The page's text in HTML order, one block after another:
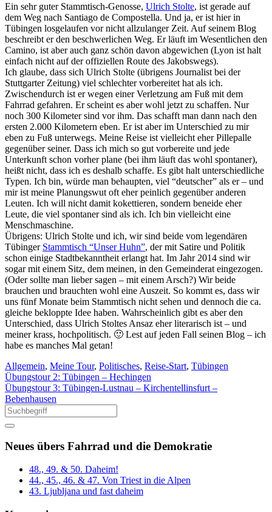
Ein sehr guter Stammtisch-Genosse, Ulrich Stolte, ist gerade auf
dem Weg nach Santiago de Compostella. Und ja, er ist hier in
Tübingen losgelaufen vor nicht allzulanger Zeit. Auf seinem Blog
beschreibt er den beschwerlichen Weg. Er läuft im Wesentlichen den
Camino, ist aber auch ganz schön davon abgewichen (Lyon ist halt
einfach nicht auf der offiziellen Route des Jakobswegs).
Ich glaube, dass sich Ulrich Stolte (übrigens Journalist bei der
Stuttgarter Zeitung) viel schlechter vorbereitet hat als ich.
Zwischendurch ist er wegen einer Verletzung am Fuß mit dem
Fahrrad gefahren. Er scheint es aber wohl jetzt zu schaffen. Nur
noch 300 Kilometer sind vor ihm. Das schafft man dann nach den
ersten 2.000 Kilometern eben. Er ist aber im Unterschied zu mir
eben zu Fuß unterwegs. Meine Reise ist vielleicht eher Pillepalle
gegenüber seiner. Dass ich mich so gut vorbereite und jede
Unterkunft schon vorher plane (bei ihm läuft das wohl spontaner),
heißt nicht, dass ich es deshalb schaffe. Es gibt halt unterschiedliche
Typen. Ich bin, würde man behaupten, viel “deutscher” als er – und
mir ist meine Planungswut oft eher peinlich gegenüber anderen
Leuten. Ich will nicht damit kokettieren, sondern beneide eher
Leute, die viel spontaner sind als ich. Ich bin vielleicht eine
Menschmaschine.
Übrigens: Ulrich Stolte und ich, wir sind beide vom legendären
Tübinger Stammtisch “Unser Huhn”, der mit Satire und Politik
schon einige Stadtbekanntheit erlangt hat. Im Jahr 2014 sind wir
sogar mit einem Sitz, dem meinen, in den Gemeinderat eingezogen.
(Oder sollte man lieber sagen – mit einem Arsch?) Wir beide
brauchen und brauchten wohl eine Auszeit. So kommt es, dass wir
uns fünf Monate beim Stammtisch nicht sehen und dennoch die ca.
gleiche bekloppte Idee haben. Wahrscheinlich gibt es aber den
Unterschied, dass Ulrich Stoltes Ansaz eher literarisch ist – und
meiner krass, hochpolitisch. 🙂 Lest auf jeden Fall seinen Blog – ich
habe es manches Mal getan!
Allgemein, Meine Tour, Politisches, Reise-Start, Tübingen
Übungstour 2: Tübingen – Hechingen
Übungstour 3: Tübingen-Lustnau – Kirchentellinsfurt –
Bebenhausen
Neues übers Fahrrad und die Demokratie
48., 49. & 50. Daheim!
44., 45., 46. & 47. Von Triest in die Alpen
43. Ljubljana und fast daheim